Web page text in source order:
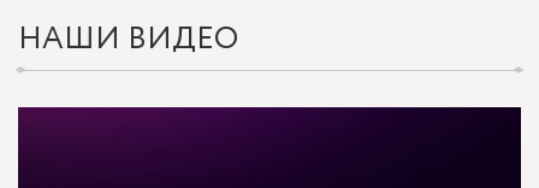
НАШИ ВИДЕО